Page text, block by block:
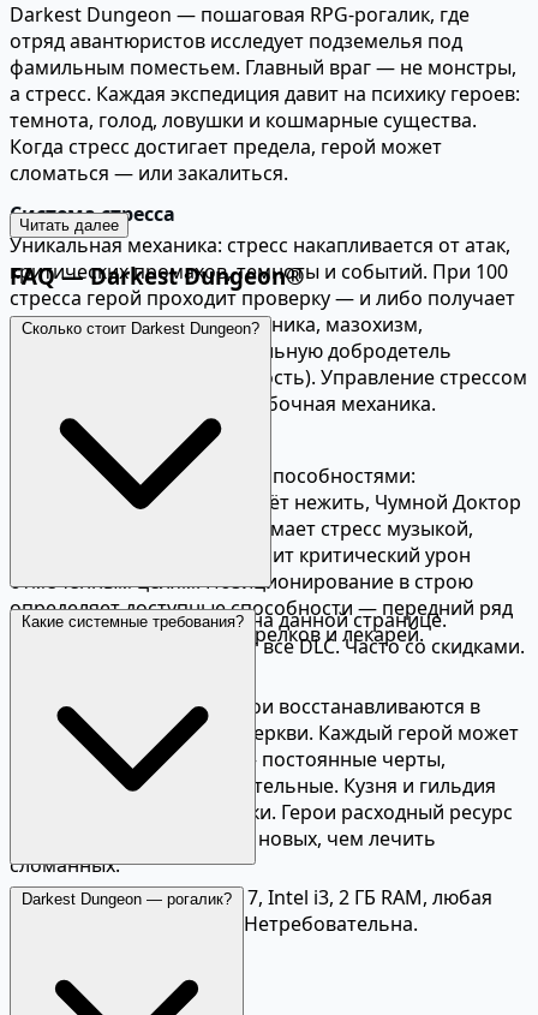
Darkest Dungeon — пошаговая RPG-рогалик, где
отряд авантюристов исследует подземелья под
фамильным поместьем. Главный враг — не монстры,
а стресс. Каждая экспедиция давит на психику героев:
темнота, голод, ловушки и кошмарные существа.
Когда стресс достигает предела, герой может
сломаться — или закалиться.
Система стресса
Уникальная механика: стресс накапливается от атак,
критических промахов, темноты и событий. При 100
стресса герой проходит проверку — и либо получает
негативную аффликцию (паника, мазохизм,
параноид), либо положительную добродетель
(мужество, сосредоточенность). Управление стрессом
— ключевой навык, а не побочная механика.
Классы героев
16 классов с уникальными способностями:
Крестоносец исцеляет и бьёт нежить, Чумной Доктор
лечит и отравляет, Шут снимает стресс музыкой,
Охотник за головами наносит критический урон
отмеченным целям. Позиционирование в строю
определяет доступные способности — передний ряд
для воинов, задний для стрелков и лекарей.
Между экспедициями герои восстанавливаются в
таверне, санатории или церкви. Каждый герой может
получить «странности» — постоянные черты,
положительные и отрицательные. Кузня и гильдия
улучшают оружие и навыки. Герои расходный ресурс
— иногда проще набрать новых, чем лечить
сломанных.
Читать далее
FAQ — Darkest Dungeon®
Сколько стоит Darkest Dungeon?
Актуальная цена указана на данной странице.
Ancestral Edition включает все DLC. Часто со скидками.
Какие системные требования?
Минимальные: Windows 7, Intel i3, 2 ГБ RAM, любая
видеокарта с 1 ГБ VRAM. Нетребовательна.
Darkest Dungeon — рогалик?